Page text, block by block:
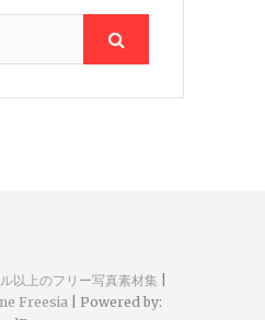
以上のフリー写真素材集
Freesia| Powered by: